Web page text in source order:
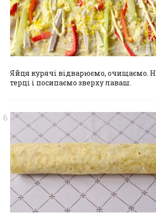
Яйця курячі відварюємо, очищаємо.
терці і посипаємо зверху лаваш.